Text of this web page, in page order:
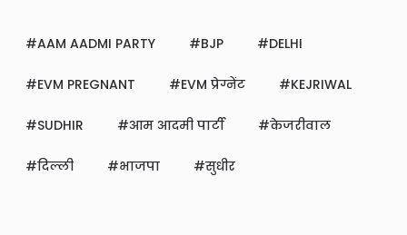
AAM AADMI PARTY BJP DELHI
EVM PREGNANT EVM प्रेग्नेंट KEJRIWAL
SUDHIR आम आदमी पार्टी केजरीवाल
दिल्ली भाजपा सुधीर